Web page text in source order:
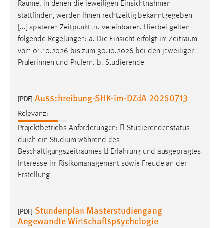
Räume, in denen die jeweiligen Einsichtnahmen
stattfinden, werden Ihnen rechtzeitig bekanntgegeben.
[...] späteren Zeitpunkt zu vereinbaren. Hierbei gelten
folgende Regelungen: a. Die Einsicht erfolgt im Zeitraum
vom 01.10.2026 bis zum 30.10.2026 bei den jeweiligen
Prüferinnen und Prüfern. b. Studierende
[PDF] Ausschreibung-SHK-im-DZdA 20260713
Relevanz:
Projektbetriebs Anforderungen:  Studierendenstatus
durch ein Studium während des
Beschäftigungszeitraumes  Erfahrung und ausgeprägtes
Interesse im Risikomanagement sowie Freude an der
Erstellung
[PDF] Stundenplan Masterstudiengang
Angewandte Wirtschaftspsychologie
EXTERNE MEDIEN
Um Inhalte von Videoplattformen und Social Media
Plattformen anzeigen zu können, werden von diesen
externen Medien Cookies gesetzt.
YouTube
Vimeo